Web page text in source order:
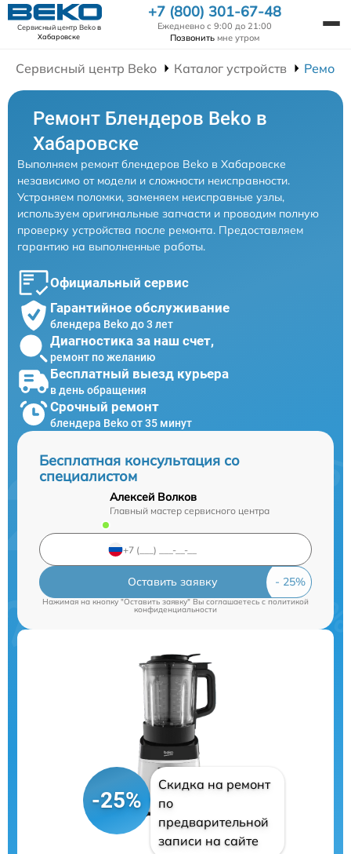
Сервисный центр Bekoв
Хабаровске
+7 (800) 301-67-48
Ежедневно с 9:00 до 21:00
Позвонить мне утром
Сервисный центр Beko Каталог устройств
Ремонт Блендеров Beko в
Хабаровске
Выполняем ремонт блендеров Beko в Хабаровске
независимо от модели и сложности неисправности.
Устраняем поломки, заменяем неисправные узлы,
используем оригинальные запчасти и проводим полную
проверку устройства после ремонта. Предоставляем
гарантию на выполненные работы.
Официальный сервис
Гарантийное обслуживание
блендера Beko до 3 лет
Диагностика за наш счет,
ремонт по желанию
Бесплатный выезд курьера
в день обращения
Срочный ремонт
блендера Beko от 35 минут
Бесплатная консультация со
специалистом
Алексей Волков
Главный мастер сервисного центра
Оставить заявку
Нажимая на кнопку "Оставить заявку" Вы соглашаетесь cполитикой
конфиденциальности
-25%
Скидка на ремонт
по
предварительной
записи на сайте